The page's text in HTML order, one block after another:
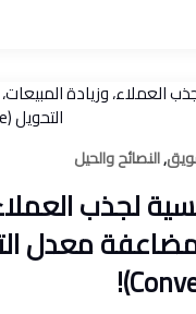
,النصائح والحيل
لجذب
معدل